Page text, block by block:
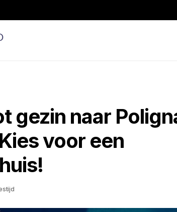
gezin naar
voor een